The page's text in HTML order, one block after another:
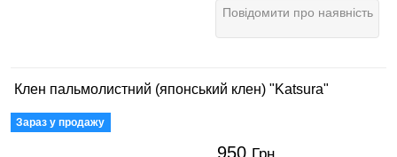
Повідомити про наявність
Клен пальмолистний (японський клен) "Katsura"
Зараз у продажу
950